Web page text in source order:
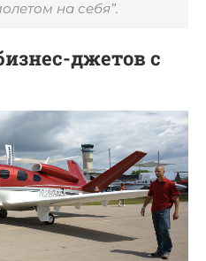
на себя”.
джетов с